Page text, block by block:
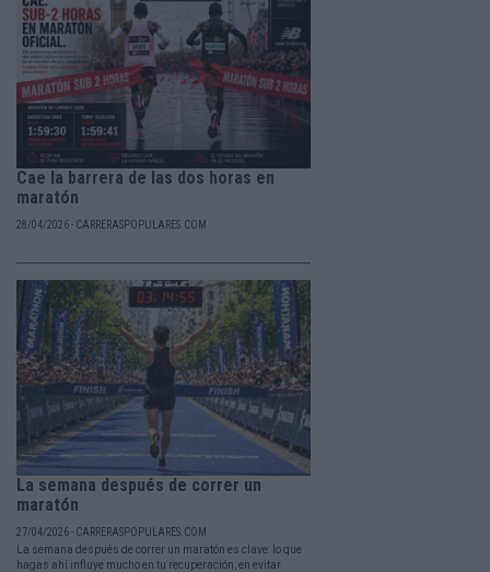
Cae la barrera de las dos horas en
maratón
28/04/2026 - CARRERASPOPULARES.COM
La semana después de correr un
maratón
27/04/2026 - CARRERASPOPULARES.COM
La semana después de correr un maratón es clave: lo que
hagas ahí influye mucho en tu recuperación, en evitar